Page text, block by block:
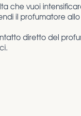
che vuoi
il profumatore
diretto del